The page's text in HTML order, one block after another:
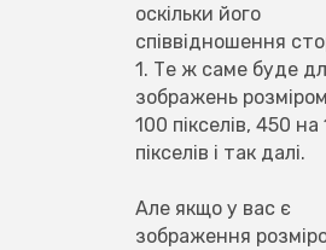
оскільки його
співвідношення
1. Те ж ​​саме буде
зображень
100 пікселів, 450 на
пікселів і так далі.
Але якщо у вас є
зображення